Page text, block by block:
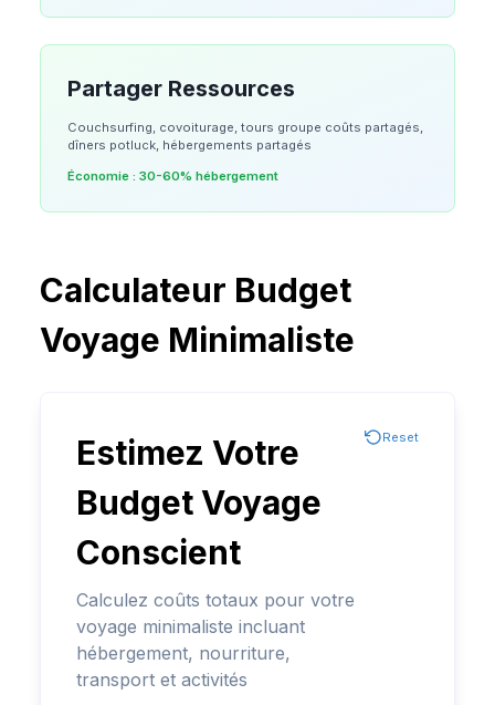
Partager Ressources
Couchsurfing, covoiturage, tours groupe coûts partagés,
dîners potluck, hébergements partagés
Économie : 30-60% hébergement
Calculateur Budget
Voyage Minimaliste
Estimez Votre
Budget Voyage
Conscient
Calculez coûts totaux pour votre
voyage minimaliste incluant
hébergement, nourriture,
transport et activités
Reset